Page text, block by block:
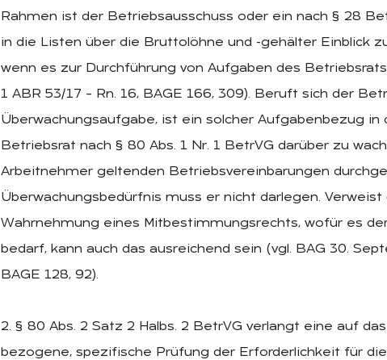
Rahmen ist der Betriebsausschuss oder ein nach § 28
in die Listen über die Bruttolöhne und -gehälter Einblick
wenn es zur Durchführung von Aufgaben des
1 ABR 53/17 – Rn. 16, BAGE 166, 309). Beruft sich der
Überwachungsaufgabe, ist ein solcher Aufgabenbezug in
Betriebsrat nach § 80 Abs. 1 Nr. 1 BetrVG darüber zu
Arbeitnehmer geltenden Betriebsvereinbarungen
Überwachungsbedürfnis muss er nicht darlegen.
Wahrnehmung eines Mitbestimmungsrechts, wofür es
bedarf, kann auch das ausreichend sein (vgl. BAG 30.
BAGE 128, 92).
2. § 80 Abs. 2 Satz 2 Halbs. 2 BetrVG verlangt eine auf
bezogene, spezifische Prüfung der Erforderlichkeit für